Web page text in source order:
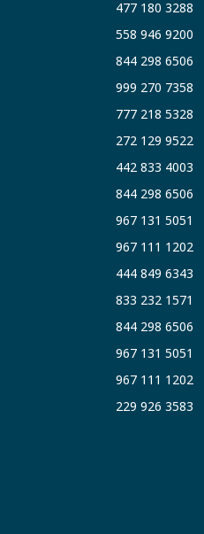
477 180 3288
558 946 9200
844 298 6506
999 270 7358
777 218 5328
272 129 9522
442 833 4003
844 298 6506
967 131 5051
967 111 1202
444 849 6343
833 232 1571
844 298 6506
967 131 5051
967 111 1202
229 926 3583